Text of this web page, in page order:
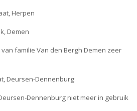
Herpen
Demen
familie Van den Bergh Demen zeer
Deursen-Dennenburg
Dennenburg niet meer in gebruik